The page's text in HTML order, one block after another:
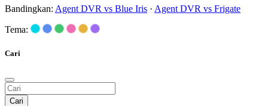
Bandingkan: Agent DVR vs Blue Iris · Agent DVR vs Frigate
Tema:
Cari
Cari